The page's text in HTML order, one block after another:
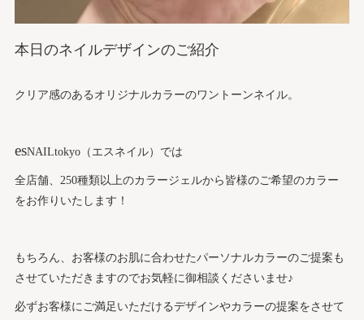
本日のネイルデザインのご紹介
クリア感のあるオリジナルカラーのワントーンネイル。
esNAILtokyo（エスネイル）では
全店舗、250種類以上のカラージェルから皆様のご希望のカラー
をお作りいたします！
もちろん、お客様のお肌に合わせたパーソナルカラーのご提案も
させていただきますのでお気軽に御相談くださいませ♪
必ずお客様にご満足いただけるデザインやカラーの提案をさせて